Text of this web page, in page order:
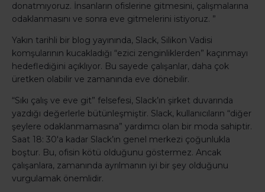
donatmıyoruz. İnsanların ofislerine gitmesini, çalışmalarına
odaklanmasını ve sonra eve gitmelerini istiyoruz. ”
Yakın tarihli bir blog yayınında, Slack, Silikon Vadisi
komşularının kucakladığı “ezici zenginliklerden” kaçınmayı
hedeflediğini açıklıyor. Bu sayede çalışanlar, daha çok
üretken olabilir ve zamanında eve dönebilir.
“Sıkı çalış ve eve git” felsefesi, Slack’ın şirket duvarında
yazdığı değerlerle bütünleşmiştir. Slack, kullanıcıların “diğer
şeylere odaklanmamasına” yardımcı olan bir moda sahiptir.
Saat 18: 30'a kadar Slack’ın genel merkezi çoğunlukla
boştur. Bu, ofisin kötü olduğunu göstermez. Ancak
çalışanlara, zamanında ayrılmanın iyi bir şey olduğunu
vurgulamak önemlidir.